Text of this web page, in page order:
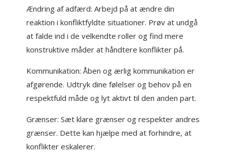
Ændring af adfærd: Arbejd på at ændre din
reaktion i konfliktfyldte situationer. Prøv at undgå
at falde ind i de velkendte roller og find mere
konstruktive måder at håndtere konflikter på.
Kommunikation: Åben og ærlig kommunikation er
afgørende. Udtryk dine følelser og behov på en
respektfuld måde og lyt aktivt til den anden part.
Grænser: Sæt klare grænser og respekter andres
grænser. Dette kan hjælpe med at forhindre, at
konflikter eskalerer.